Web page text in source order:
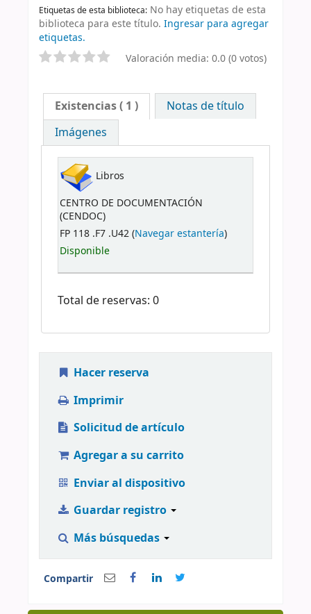
Etiquetas de esta biblioteca: No hay etiquetas de esta
biblioteca para este título. Ingresar para agregar
etiquetas.
Valoración media: 0.0 (0 votos)
Existencias( 1 )
Notas de título
Imágenes
Libros
CENTRO DE DOCUMENTACIÓN
(CENDOC)
FP 118 .F7 .U42 (Navegar estantería)
Disponible
Total de reservas: 0
Hacer reserva
Imprimir
Solicitud de artículo
Agregar a su carrito
Enviar al dispositivo
Guardar registro
Más búsquedas
Compartir